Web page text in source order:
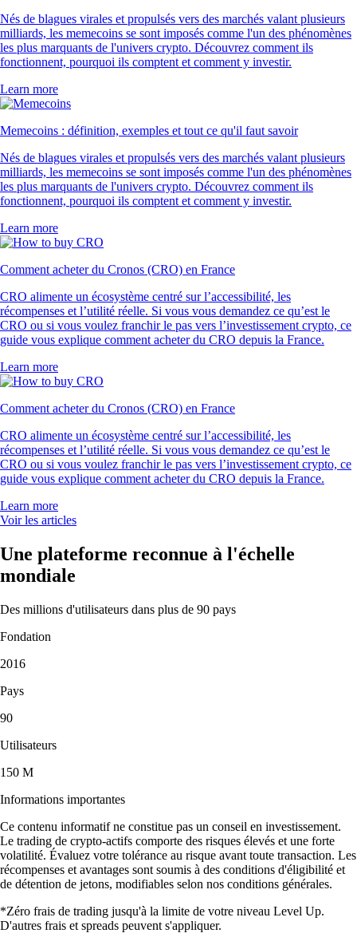
Nés de blagues virales et propulsés vers des marchés valant plusieurs
milliards, les memecoins se sont imposés comme l'un des phénomènes
les plus marquants de l'univers crypto. Découvrez comment ils
fonctionnent, pourquoi ils comptent et comment y investir.
Learn more
Memecoins : définition, exemples et tout ce qu'il faut savoir
Nés de blagues virales et propulsés vers des marchés valant plusieurs
milliards, les memecoins se sont imposés comme l'un des phénomènes
les plus marquants de l'univers crypto. Découvrez comment ils
fonctionnent, pourquoi ils comptent et comment y investir.
Learn more
Comment acheter du Cronos (CRO) en France
CRO alimente un écosystème centré sur l’accessibilité, les
récompenses et l’utilité réelle. Si vous vous demandez ce qu’est le
CRO ou si vous voulez franchir le pas vers l’investissement crypto, ce
guide vous explique comment acheter du CRO depuis la France.
Learn more
Comment acheter du Cronos (CRO) en France
CRO alimente un écosystème centré sur l’accessibilité, les
récompenses et l’utilité réelle. Si vous vous demandez ce qu’est le
CRO ou si vous voulez franchir le pas vers l’investissement crypto, ce
guide vous explique comment acheter du CRO depuis la France.
Learn more
Voir les articles
Une plateforme reconnue à l'échelle
mondiale
Des millions d'utilisateurs dans plus de 90 pays
Fondation
2016
Pays
90
Utilisateurs
150 M
Informations importantes
Ce contenu informatif ne constitue pas un conseil en investissement.
Le trading de crypto-actifs comporte des risques élevés et une forte
volatilité. Évaluez votre tolérance au risque avant toute transaction. Les
récompenses et avantages sont soumis à des conditions d'éligibilité et
de détention de jetons, modifiables selon nos conditions générales.
*Zéro frais de trading jusqu'à la limite de votre niveau Level Up.
D'autres frais et spreads peuvent s'appliquer.